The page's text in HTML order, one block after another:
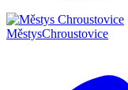
MěstysChroustovice